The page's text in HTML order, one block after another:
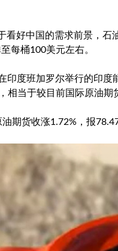
看好中国的需求前景，石
每桶100美元左右。
印度班加罗尔举行的印
相当于较目前国际原油期
期货收涨1.72%，报